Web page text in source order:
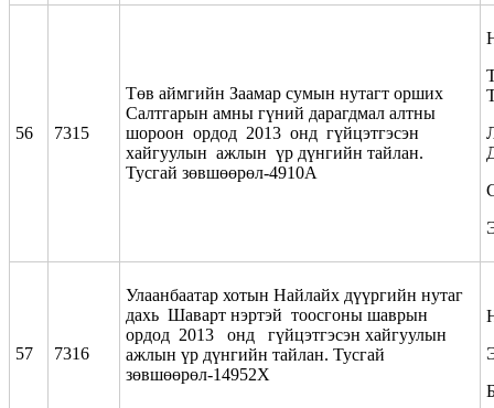
56 7315
Төв аймгийн Заамар сумын нутагт орших
Салтгарын амны гүний дарагдмал алтны
шороон ордод 2013 онд гүйцэтгэсэн
хайгуулын ажлын үр дүнгийн тайлан.
Тусгай зөвшөөрөл-4910А
57 7316
Улаанбаатар хотын Найлайх дүүргийн нутаг
дахь Шаварт нэртэй тоосгоны шаврын
ордод 2013 онд гүйцэтгэсэн хайгуулын
ажлын үр дүнгийн тайлан. Тусгай
зөвшөөрөл-14952Х